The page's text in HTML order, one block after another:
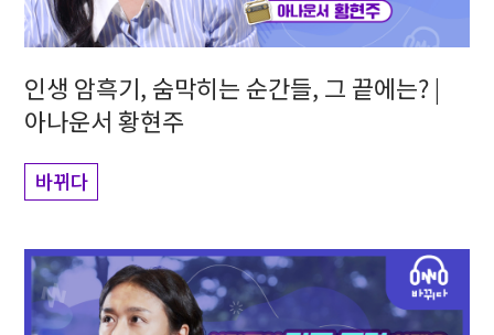
인생 암흑기, 숨막히는 순간들, 그 끝에는? |
아나운서 황현주
바뀌다